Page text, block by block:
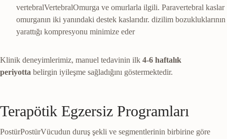
vertebralVertebralOmurga ve omurlarla ilgili. Paravertebral kaslar
omurganın iki yanındaki destek kaslarıdır. dizilim bozukluklarının
yarattığı kompresyonu minimize eder
Klinik deneyimlerimiz, manuel tedavinin ilk 4-6 haftalık
periyotta belirgin iyileşme sağladığını göstermektedir.
Terapötik Egzersiz Programları
PostürPostürVücudun duruş şekli ve segmentlerinin birbirine göre